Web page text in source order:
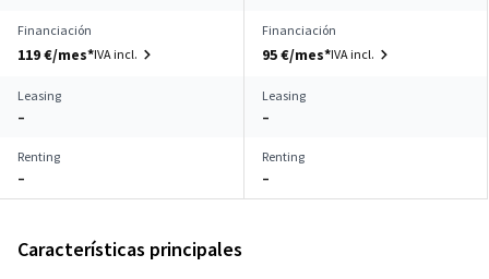
Financiación
119 €/mes*IVA incl.
Financiación
95 €/mes*IVA incl.
Leasing
–
Leasing
–
Renting
–
Renting
–
Características principales